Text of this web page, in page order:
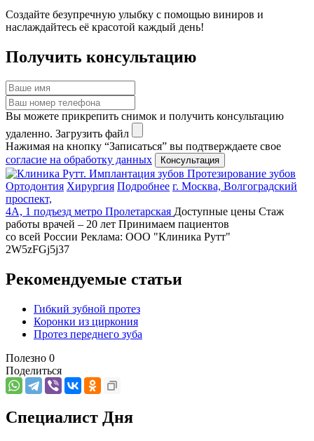
Создайте безупречную улыбку с помощью виниров и
наслаждайтесь её красотой каждый день!
Получить консультацию
Вы можете прикрепить снимок и получить консультацию
удаленно. Загрузить файл
Нажимая на кнопку “Записаться” вы подтверждаете свое
согласие на обработку данных
Имплантация зубов Протезирование зубов
Ортодонтия Хирургия Подробнее г. Москва, Волгоградский
проспект,
4А, 1 подъезд метро Пролетарская Доступные цены Стаж
работы врачей – 20 лет Принимаем пациентов
со всей России Реклама: ООО "Клиника Рутт"
2W5zFGj5j37
Рекомендуемые статьи
Гибкий зубной протез
Коронки из циркония
Протез переднего зуба
Полезно 0
Поделиться
Специалист Дня